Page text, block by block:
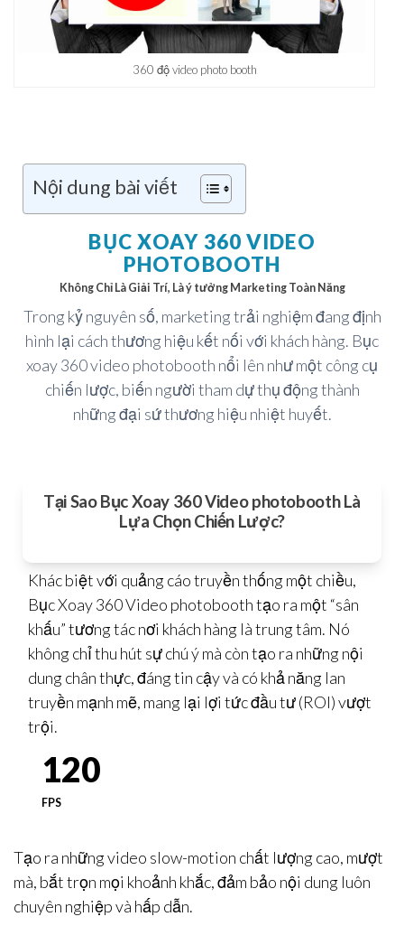
360 độ video photo booth
Nội dung bài viết
BỤC XOAY 360 VIDEO
PHOTOBOOTH
Không Chỉ Là Giải Trí, Là ý tưởng Marketing Toàn Năng
Trong kỷ nguyên số, marketing trải nghiệm đang định
hình lại cách thương hiệu kết nối với khách hàng. Bục
xoay 360 video photobooth nổi lên như một công cụ
chiến lược, biến người tham dự thụ động thành
những đại sứ thương hiệu nhiệt huyết.
Tại Sao Bục Xoay 360 Video photobooth Là
Lựa Chọn Chiến Lược?
Khác biệt với quảng cáo truyền thống một chiều,
Bục Xoay 360 Video photobooth tạo ra một “sân
khấu” tương tác nơi khách hàng là trung tâm. Nó
không chỉ thu hút sự chú ý mà còn tạo ra những nội
dung chân thực, đáng tin cậy và có khả năng lan
truyền mạnh mẽ, mang lại lợi tức đầu tư (ROI) vượt
trội.
120
FPS
Tạo ra những video slow-motion chất lượng cao, mượt
mà, bắt trọn mọi khoảnh khắc, đảm bảo nội dung luôn
chuyên nghiệp và hấp dẫn.